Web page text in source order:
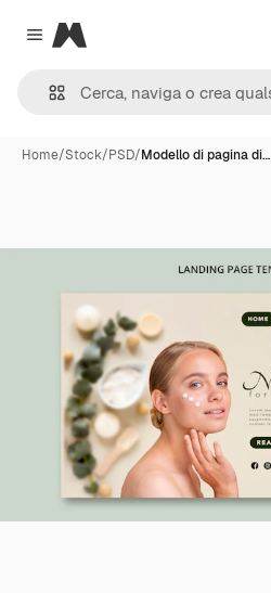
Close menu
Magnific
Home/Stock/PSD/Modello di pagina di…